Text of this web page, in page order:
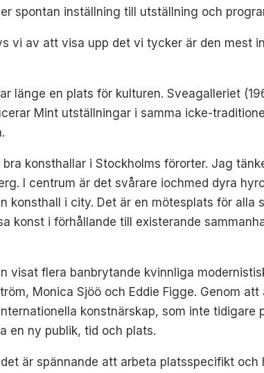
spontan inställning till utställning och
vi av att visa upp det vi tycker är den mest
länge en plats för kulturen. Sveagalleriet
Mint utställningar i samma icke-
konsthallar i Stockholms förorter. Jag
I centrum är det svårare iochmed dyra
konsthall i city. Det är en mötesplats för alla
konst i förhållande till existerande
visat flera banbrytande kvinnliga
Monica Sjöö och Eddie Figge. Genom
konstnärskap, som inte
en ny publik, tid och plats.
är spännande att arbeta platsspecifikt och